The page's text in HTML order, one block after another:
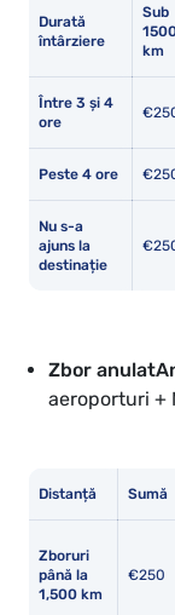
Durată
întârziere
Sub
km
Între 3 și 4
ore
Peste 4 ore
Nu s-a
ajuns la
destinație
Zbor anulat
aeroporturi +
Distanță Sumă
Zboruri
până la
1,500 km
€250